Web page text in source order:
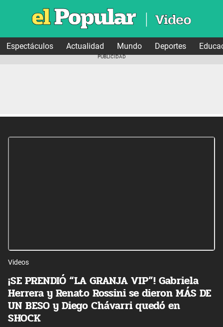
Espectáculos Actualidad Mundo Deportes
Videos
¡SE PRENDIÓ “LA GRANJA VIP”! Gabriela
Herrera y Renato Rossini se dieron MÁS DE
UN BESO y Diego Chávarri quedó en
SHOCK